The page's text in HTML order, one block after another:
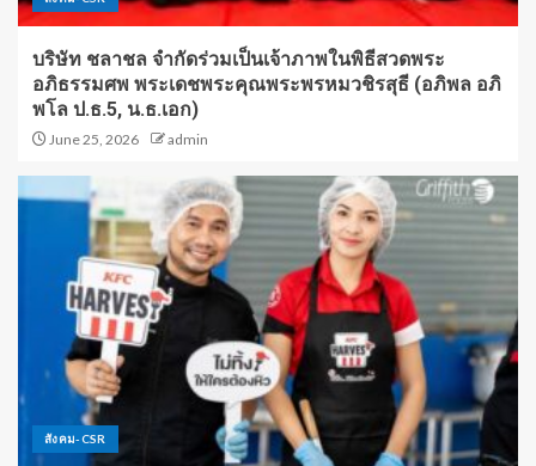
บริษัท ชลาชล จำกัดร่วมเป็นเจ้าภาพในพิธีสวดพระ
อภิธรรมศพ พระเดชพระคุณพระพรหมวชิรสุธี (อภิพล อภิ
พโล ป.ธ.5, น.ธ.เอก)
June 25, 2026 admin
สังคม-CSR